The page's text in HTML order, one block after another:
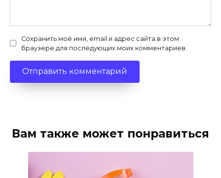
Сохранить моё имя, email и адрес сайта в этом
браузере для последующих моих комментариев.
Вам также может понравиться